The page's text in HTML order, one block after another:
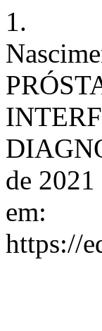
1.
de
em:
https://